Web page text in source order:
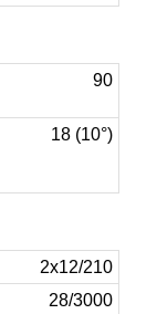
90
18 (10°)
2х12/210
28/3000